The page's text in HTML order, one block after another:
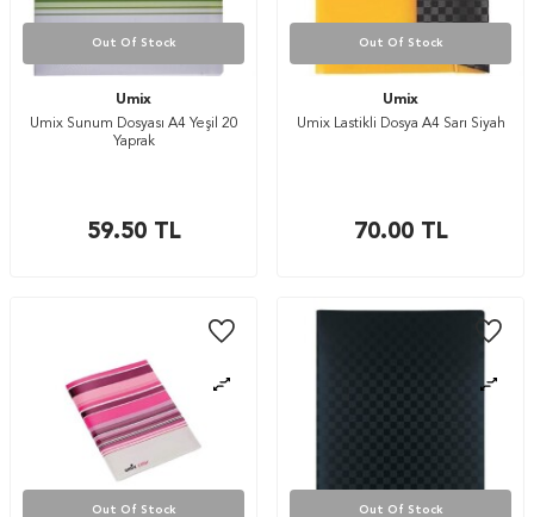
Out Of Stock
Umix
Umix Sunum Dosyası A4 Yeşil 20
Yaprak
59.50TL
Out Of Stock
Umix
Umix Lastikli Dosya A4 Sarı Siyah
70.00TL
Out Of Stock Out Of Stock